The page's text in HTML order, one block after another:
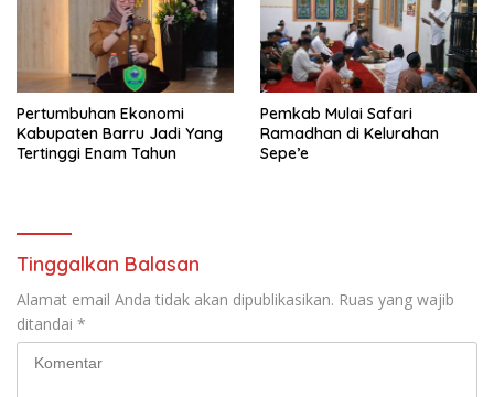
Pertumbuhan Ekonomi
Kabupaten Barru Jadi Yang
Tertinggi Enam Tahun
Pemkab Mulai Safari
Ramadhan di Kelurahan
Sepe’e
Tinggalkan Balasan
Alamat email Anda tidak akan dipublikasikan. Ruas yang wajib
ditandai *